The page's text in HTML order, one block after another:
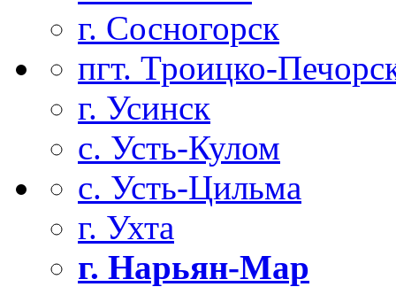
г. Сосногорск
пгт. Троицко-
г. Усинск
с. Усть-Кулом
с. Усть-Цильма
г. Ухта
г. Нарьян-Мар